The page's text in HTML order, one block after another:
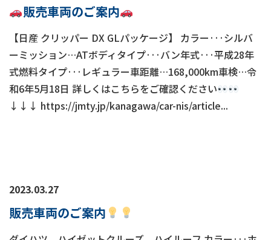
販売車両のご案内
【日産 クリッパー DX GLパッケージ】 カラー···シルバ
ーミッション…ATボディタイプ···バン年式···平成28年
式燃料タイプ···レギュラー車距離…168,000km車検…令
和6年5月18日 詳しくはこちらをご確認ください
↓↓↓ https://jmty.jp/kanagawa/car-nis/article...
2023.03.27
販売車両のご案内